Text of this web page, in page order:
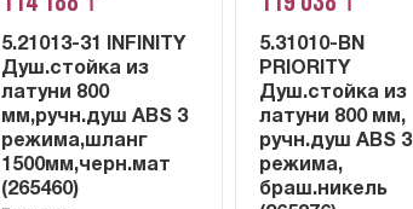
5.21013-31 INFINITY
Душ.стойка из
латуни 800
мм,ручн.душ ABS 3
режима,шланг
1500мм,черн.мат
(265460)
5.31010-BN
PRIORITY
Душ.стойка из
латуни 800 мм,
ручн.душ ABS 3
режима,
браш.никель